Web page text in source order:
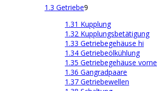
1.3 Getriebe9
1.31 Kupplung
1.32 Kupplungsbetätigung
1.33 Getriebegehäuse hi
1.34 Getriebeölkühlung
1.35 Getriebegehäuse vorne
1.36 Gangradpaare
1.37 Getriebewellen